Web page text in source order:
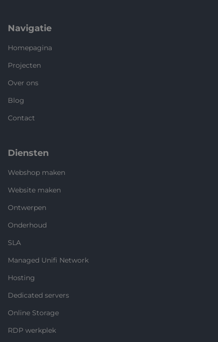
Navigatie
Homepagina
Projecten
Over ons
Blog
Contact
Diensten
Webshop maken
Website maken
Ontwerpen
Onderhoud
SLA
Managed Unifi Network
Hosting
Dedicated servers
Online Storage
RDP werkplek